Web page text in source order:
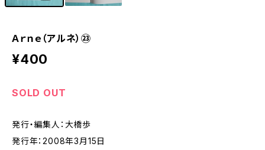
Ａｒｎｅ（アルネ）㉓
¥400
SOLD OUT
発行・編集人：大橋歩
発行年：2008年3月15日